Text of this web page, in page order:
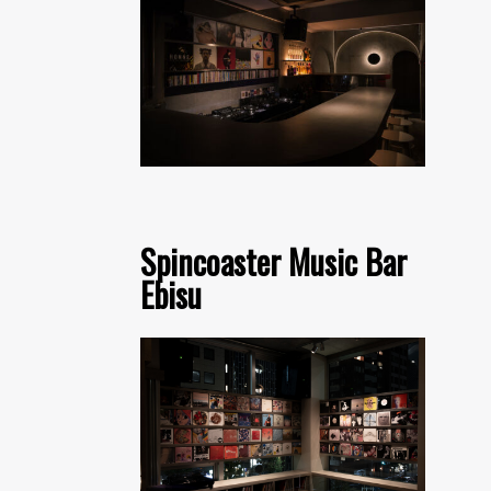
Spincoaster Music Bar
Ebisu